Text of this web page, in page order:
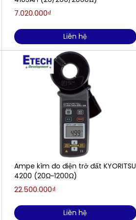
7.020.000₫
Liên hệ
Ampe kìm đo điện trở đất KYORITSU
4200 (20Ω~1200Ω)
22.500.000₫
Liên hệ